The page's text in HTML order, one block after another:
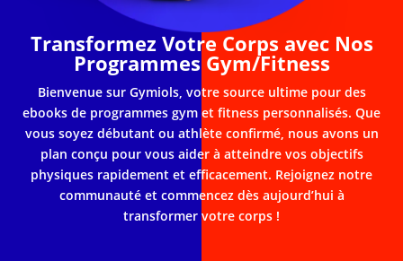
Transformez Votre Corps avec Nos
Programmes Gym/Fitness
Bienvenue sur Gymiols, votre source ultime pour des
ebooks de programmes gym et fitness personnalisés. Que
vous soyez débutant ou athlète confirmé, nous avons un
plan conçu pour vous aider à atteindre vos objectifs
physiques rapidement et efficacement. Rejoignez notre
communauté et commencez dès aujourd’hui à
transformer votre corps !